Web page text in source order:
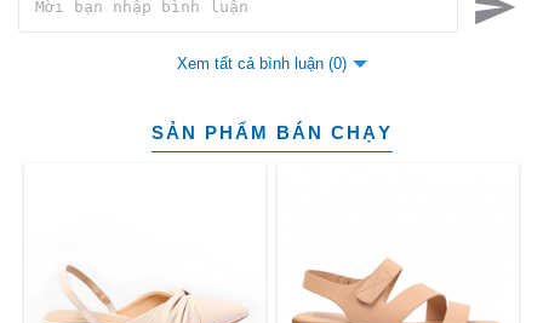
Xem tất cả bình luận (0)
SẢN PHẨM BÁN CHẠY